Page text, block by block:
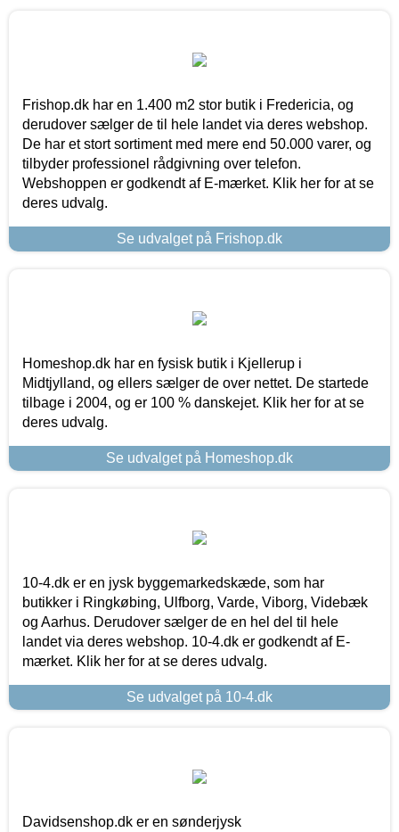
Frishop.dk har en 1.400 m2 stor butik i Fredericia, og
derudover sælger de til hele landet via deres webshop.
De har et stort sortiment med mere end 50.000 varer, og
tilbyder professionel rådgivning over telefon.
Webshoppen er godkendt af E-mærket. Klik her for at se
deres udvalg.
Se udvalget på Frishop.dk
Homeshop.dk har en fysisk butik i Kjellerup i
Midtjylland, og ellers sælger de over nettet. De startede
tilbage i 2004, og er 100 % danskejet. Klik her for at se
deres udvalg.
Se udvalget på Homeshop.dk
10-4.dk er en jysk byggemarkedskæde, som har
butikker i Ringkøbing, Ulfborg, Varde, Viborg, Videbæk
og Aarhus. Derudover sælger de en hel del til hele
landet via deres webshop. 10-4.dk er godkendt af E-
mærket. Klik her for at se deres udvalg.
Se udvalget på 10-4.dk
Davidsenshop.dk er en sønderjysk